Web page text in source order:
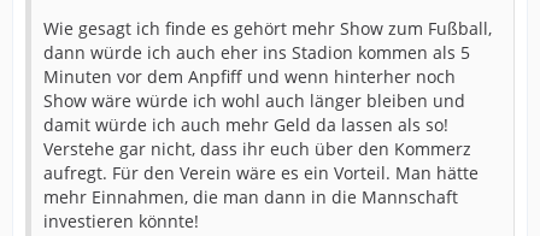
Wie gesagt ich finde es gehört mehr Show zum Fußball,
dann würde ich auch eher ins Stadion kommen als 5
Minuten vor dem Anpfiff und wenn hinterher noch
Show wäre würde ich wohl auch länger bleiben und
damit würde ich auch mehr Geld da lassen als so!
Verstehe gar nicht, dass ihr euch über den Kommerz
aufregt. Für den Verein wäre es ein Vorteil. Man hätte
mehr Einnahmen, die man dann in die Mannschaft
investieren könnte!